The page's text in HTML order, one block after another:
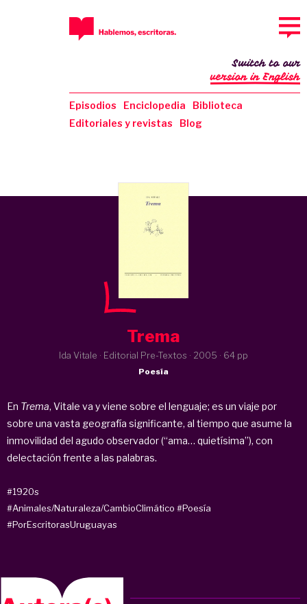
Episodios Enciclopedia
Biblioteca
Editoriales y revistas
Blog
Switch to our
version in English
Trema
Ida Vitale · Editorial Pre-Textos · 2005 · 64 pp
Poesía
En Trema, Vitale va y viene sobre el lenguaje; es un viaje por
sobre una vasta geografía significante, al tiempo que asume la
inmovilidad del agudo observador (“ama… quietísima”), con
delectación frente a las palabras.
#1920s
#Animales/Naturaleza/CambioClimático #Poesía
#PorEscritorasUruguayas